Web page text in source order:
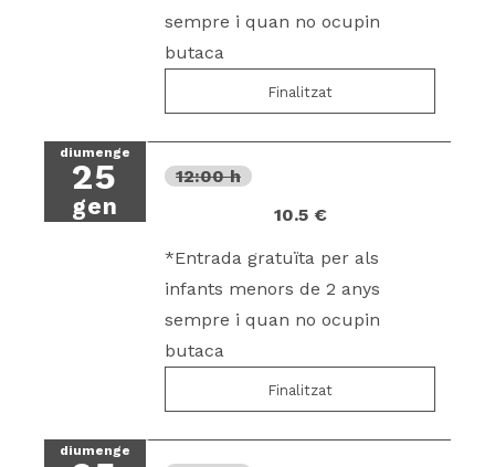
sempre i quan no ocupin
butaca
Finalitzat
diumenge
25
gen
12:00 h
10.5 €
*Entrada gratuïta per als
infants menors de 2 anys
sempre i quan no ocupin
butaca
Finalitzat
diumenge